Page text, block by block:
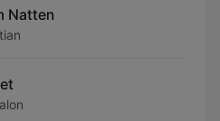
Natten